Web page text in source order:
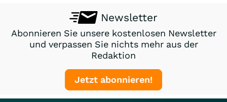
Newsletter
Abonnieren Sie unsere kostenlosen Newsletter
und verpassen Sie nichts mehr aus der
Redaktion
Jetzt abonnieren!